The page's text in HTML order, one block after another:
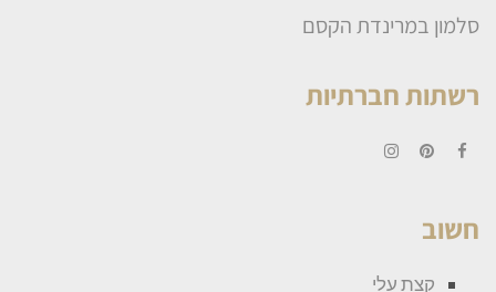
סלמון במרינדת הקסם
רשתות חברתיות
חשוב
קצת עלי